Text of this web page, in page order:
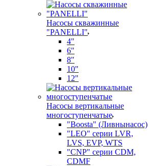
Насосы скважинные
"PANELLI"
4"
6"
8"
10"
12"
Насосы вертикальные
многоступенчатые
"Boosta" (Ливнынасос)
"LEO" серии LVR,
LVS, EVP, WTS
"CNP" серии CDM,
CDMF